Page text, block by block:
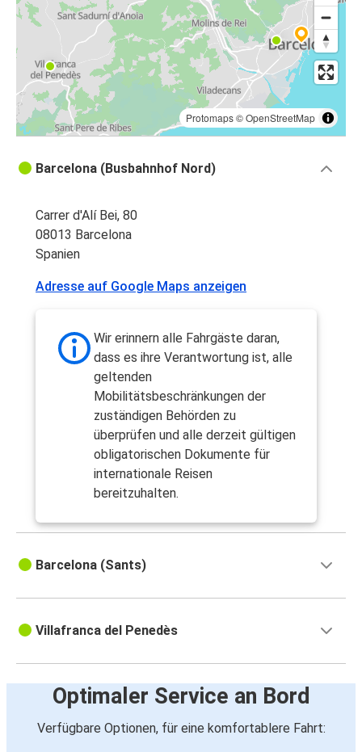
Protomaps©OpenStreetMap
Barcelona (Busbahnhof Nord)
Carrer d'Alí Bei, 80
08013 Barcelona
Spanien
Adresse auf Google Maps anzeigen
Wir erinnern alle Fahrgäste daran,
dass es ihre Verantwortung ist, alle
geltenden
Mobilitätsbeschränkungen der
zuständigen Behörden zu
überprüfen und alle derzeit gültigen
obligatorischen Dokumente für
internationale Reisen
bereitzuhalten.
Barcelona (Sants)
Villafranca del Penedès
Optimaler Service an Bord
Verfügbare Optionen, für eine komfortablere Fahrt: